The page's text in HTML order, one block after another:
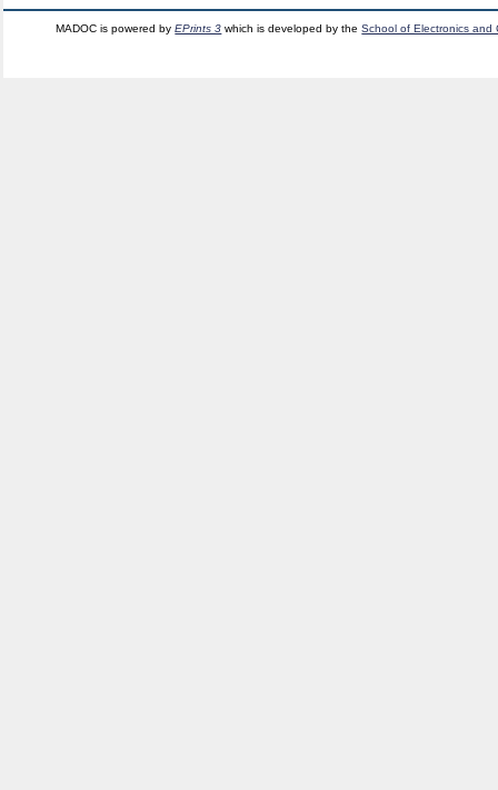
MADOC is powered byEPrints 3 which is developed by theSchool of Electronics and